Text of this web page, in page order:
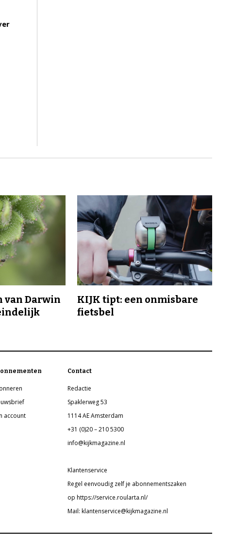
van Darwin
KIJK tipt: een onmisbare
fietsbel
account
Contact
Redactie
Spaklerweg 53
1114 AE Amsterdam
+31 (0)20 – 210 5300
info@kijkmagazine.nl
Klantenservice
Regel eenvoudig zelf je abonnementszaken
op https://service.roularta.nl/
Mail: klantenservice@kijkmagazine.nl